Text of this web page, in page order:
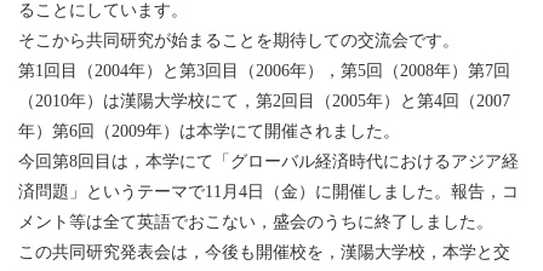
ることにしています。
そこから共同研究が始まることを期待しての交流会です。
第1回目（2004年）と第3回目（2006年），第5回（2008年）第7回
（2010年）は漢陽大学校にて，第2回目（2005年）と第4回（2007
年）第6回（2009年）は本学にて開催されました。
今回第8回目は，本学にて「グローバル経済時代におけるアジア経
済問題」というテーマで11月4日（金）に開催しました。報告，コ
メント等は全て英語でおこない，盛会のうちに終了しました。
この共同研究発表会は，今後も開催校を，漢陽大学校，本学と交